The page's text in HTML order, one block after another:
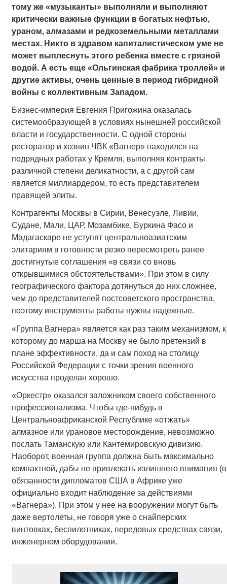
тому же «музыканты» выполняли и выполняют
критически важные функции в богатых нефтью,
ураном, алмазами и редкоземельными металлами
местах. Никто в здравом капиталистическом уме не
может выплеснуть этого ребенка вместе с грязной
водой. А есть еще «Ольгинская фабрика троллей» и
другие активы, очень ценные в период гибридной
войны с коллективным Западом.
Бизнес-империя Евгения Пригожина оказалась
системообразующей в условиях нынешней российской
власти и государственности. С одной стороны
ресторатор и хозяин ЧВК «Вагнер» находился на
подрядных работах у Кремля, выполняя контракты
различной степени деликатности, а с другой сам
является миллиардером, то есть представителем
правящей элиты.
Контрагенты Москвы в Сирии, Венесуэле, Ливии,
Судане, Мали, ЦАР, Мозамбике, Буркина Фасо и
Мадагаскаре не уступят центральноазиатским
элитариям в готовности резко пересмотреть ранее
достигнутые соглашения «в связи со вновь
открывшимися обстоятельствами». При этом в силу
географического фактора дотянуться до них сложнее,
чем до представителей постсоветского пространства,
поэтому инструменты работы нужны надежные.
«Группа Вагнера» является как раз таким механизмом, к
которому до марша на Москву не было претензий в
плане эффективности, да и сам поход на столицу
Российской Федерации с точки зрения военного
искусства проделан хорошо.
«Оркестр» оказался заложником своего собственного
профессионализма. Чтобы где-нибудь в
Центральноафриканской Республике «отжать»
алмазное или урановое месторождение, невозможно
послать Таманскую или Кантемировскую дивизию.
Наоборот, военная группа должна быть максимально
компактной, дабы не привлекать излишнего внимания (в
обязанности дипломатов США в Африке уже
официально входит наблюдение за действиями
«Вагнера»). При этом у нее на вооружении могут быть
даже вертолеты, не говоря уже о снайперских
винтовках, беспилотниках, передовых средствах связи,
инженерном оборудовании.